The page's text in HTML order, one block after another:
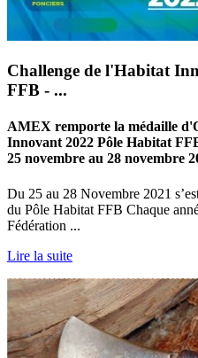
Challenge de l'Habitat
FFB - ...
AMEX remporte la médaille
Innovant 2022 Pôle Habitat
25 novembre au 28 novembre
Du 25 au 28 Novembre 2021
du Pôle Habitat FFB Chaque
Fédération ...
Lire la suite